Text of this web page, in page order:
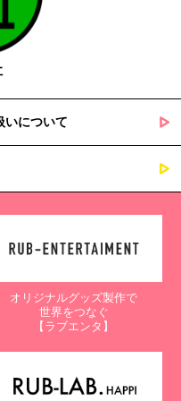
いについて
オリジナルグッズ製作で
世界をつなぐ
【ラブエンタ】